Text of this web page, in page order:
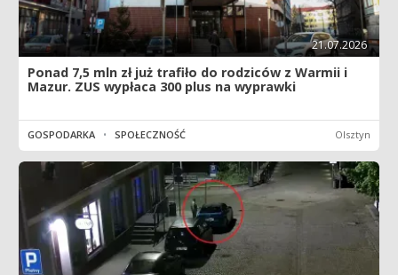
21.07.2026
Ponad 7,5 mln zł już trafiło do rodziców z Warmii i
Mazur. ZUS wypłaca 300 plus na wyprawki
GOSPODARKA • SPOŁECZNOŚĆ Olsztyn